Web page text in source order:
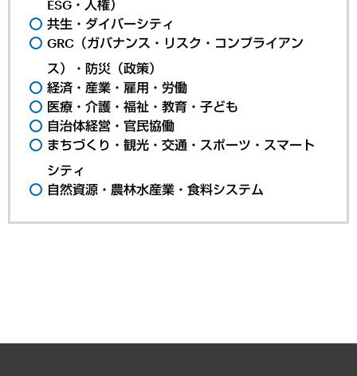
ESG・人権）
共生・ダイバーシティ
GRC（ガバナンス・リスク・コンプライアン
ス）・防災（政策）
経済・産業・雇用・労働
医療・介護・福祉・教育・子ども
自治体経営・官民協働
まちづくり・観光・交通・スポーツ・スマート
シティ
自然資源・農林水産業・食料システム